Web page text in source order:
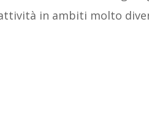
in ambiti molto